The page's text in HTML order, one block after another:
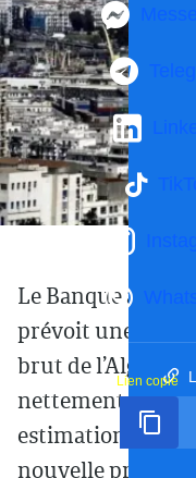
Lien copié
Le Banque
prévoit une
brut de l’Algérie
nettement
estimations
nouvelle